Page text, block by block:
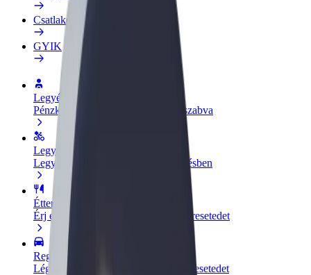
Csatlakozás
GYIK
Legyél sofőr
Pénzkereseti lehetőség igényeidre szabva
Legyél futár
Legyél futár és részesülj heti kifizetésben
Étterem vagy üzlet hozzáadása
Érj el több felhasználót és növeld keresetedet
Regisztrálj flottatulajdonosként
Légy Bolt flottapartner és növeld keresetedet